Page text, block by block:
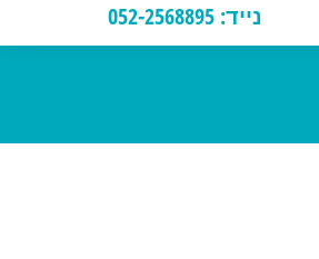
נייד: 052-2568895